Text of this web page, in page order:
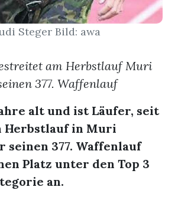
Steger Bild: awa
am Herbstlauf Muri
377. Waffenlauf
alt und ist Läufer, seit
Herbstlauf in Muri
377. Waffenlauf
Platz unter den Top 3
an.